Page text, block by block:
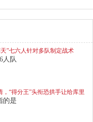
”七六人针对多队制定战术
人队
“得分王”头衔恐拱手让给库里
的是